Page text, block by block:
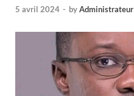
5 avril 2024 - byAdministrateur